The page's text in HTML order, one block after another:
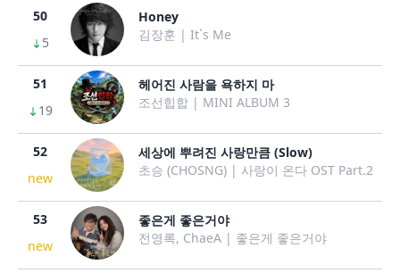
50
5
Honey
김장훈 | It`s Me
51
19
헤어진 사람을 욕하지 마
조선힙합 | MINI ALBUM 3
52
new
세상에 뿌려진 사랑만큼 (Slow)
초승 (CHOSNG) | 사랑이 온다 OST Part.2
53
new
좋은게 좋은거야
전영록, ChaeA | 좋은게 좋은거야